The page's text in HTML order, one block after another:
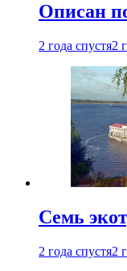
Описан
2 года спустя2
Семь
2 года спустя2